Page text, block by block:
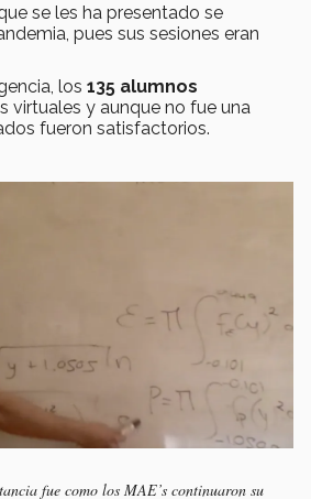
se les ha presentado se
pues sus sesiones eran
los 135 alumnos
virtuales y aunque no fue una
fueron satisfactorios.
fue como los MAE’s continuaron su